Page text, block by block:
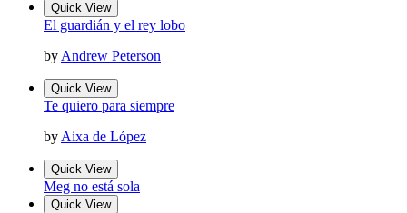
Quick View
El guardián y el rey lobo
by Andrew Peterson
Quick View
Te quiero para siempre
by Aixa de López
Quick View
Meg no está sola
Quick View